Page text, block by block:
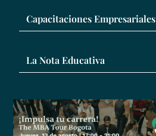
Capacitaciones Empresariales
La Nota Educativa